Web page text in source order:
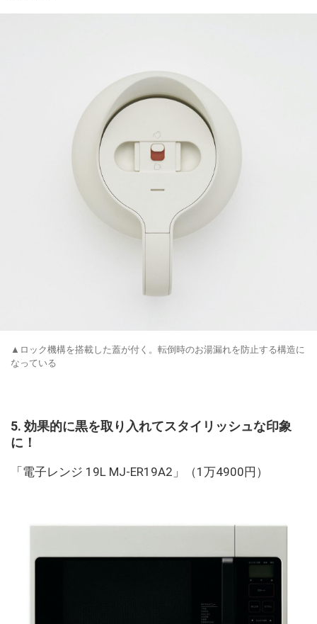
▲ロック機構を搭載した蓋が付く。転倒時のお湯漏れを防止する構造に
なっている
5. 効果的に黒を取り入れてスタイリッシュな印象
に！
「電子レンジ 19L MJ-ER19A2」（1万4900円）